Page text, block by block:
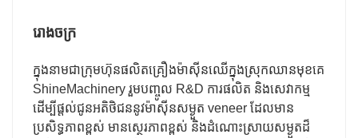
រោងចក្រ
ក្នុងនាមជាក្រុមហ៊ុនផលិតគ្រឿងម៉ាស៊ីនឈើក្នុងស្រុកឈានមុខគេ
ShineMachinery រួមបញ្ចូល R&D ការផលិត និងសេវាកម្ម
ដើម្បីផ្តល់ជូនអតិថិជននូវម៉ាស៊ីនសម្ងួត veneer ដែលមាន
ប្រសិទ្ធភាពខ្ពស់ មានស្ថេរភាពខ្ពស់ និងដំណោះស្រាយសម្ងួតដ៏